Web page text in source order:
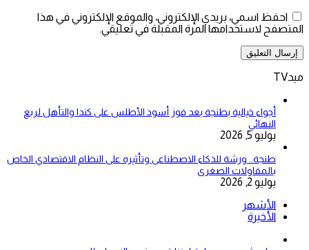
احفظ اسمي، بريدي الإلكتروني، والموقع الإلكتروني في هذا
المتصفح لاستخدامها المرة المقبلة في تعليقي.
ميدTV
أجواء خيالية بطنجة بعد فوز أسود الأطلس على كندا والتأهل لربع
النهائي
يوليو 5, 2026
طنجة.. ورشة للذكاء الاصطناعى وتأثيره على النظام الاقتصادي الخاص
بالمقاولات الصغرى
يوليو 2, 2026
الأشهر
الأخيرة